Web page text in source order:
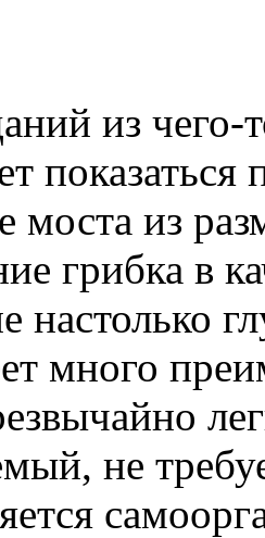
из чего-
моста из
грибка в
настолько
много
не